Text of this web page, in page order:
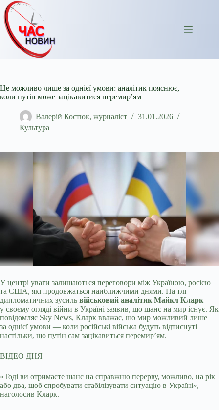
Перейти
до
вмісту
Це можливо лише за однієї умови: аналітик пояснює,
коли путін може зацікавитися перемир’ям
Валерій Костюк, журналіст
31.01.2026
Культура
У центрі уваги залишаються переговори між Україною, росією
та США, які продовжаться найближчими днями. На тлі
дипломатичних зусиль військовий аналітик Майкл Кларк
у своєму огляді війни в Україні заявив, що шанс на мир існує. Як
повідомляє Sky News, Кларк вважає, що мир можливий лише
за однієї умови — коли російські війська будуть відтиснуті
настільки, що путін сам зацікавиться перемир’ям.
ВІДЕО ДНЯ
«Тоді ви отримаєте шанс на справжню перерву, можливо, на рік
або два, щоб спробувати стабілізувати ситуацію в Україні», —
наголосив Кларк.